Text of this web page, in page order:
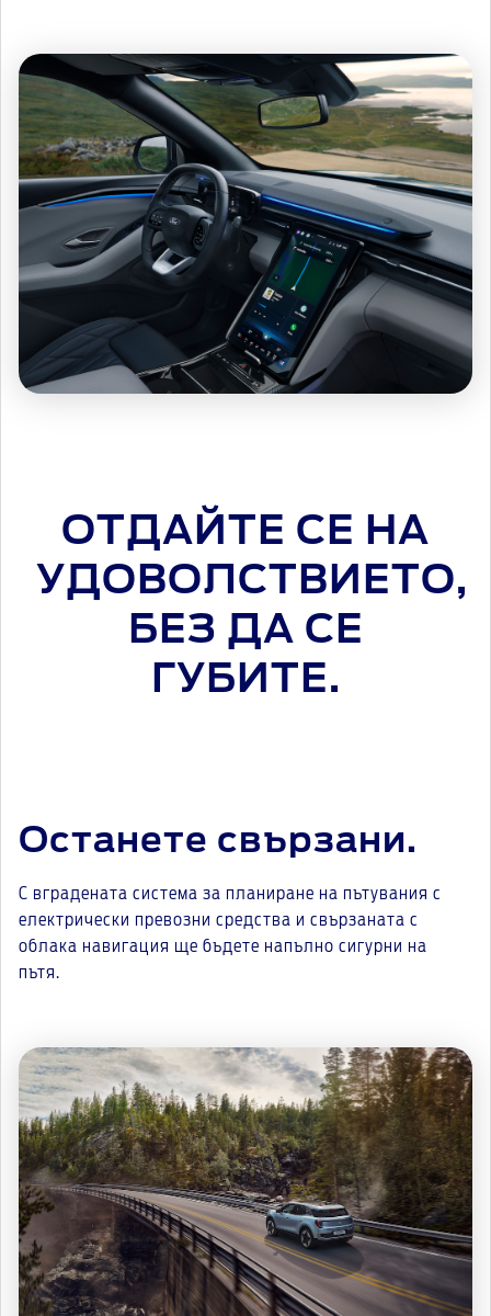
ОТДАЙТЕ СЕ НА
УДОВОЛСТВИЕТО,
БЕЗ ДА СЕ
ГУБИТЕ.
Останете свързани.
С вградената система за планиране на пътувания с
електрически превозни средства и свързаната с
облака навигация ще бъдете напълно сигурни на
пътя.